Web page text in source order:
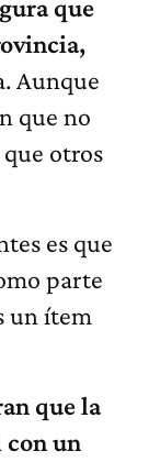
que
Aunque
que no
otros
es que
parte
un ítem
que la
con un